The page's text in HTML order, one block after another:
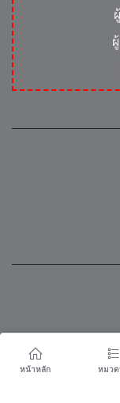
หน่วยงานพันธมิตร
หน้าหลัก หมว